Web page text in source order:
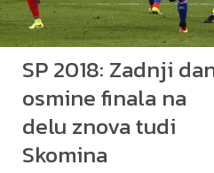
SP 2018: Zadnji
osmine finala na
delu znova tudi
Skomina